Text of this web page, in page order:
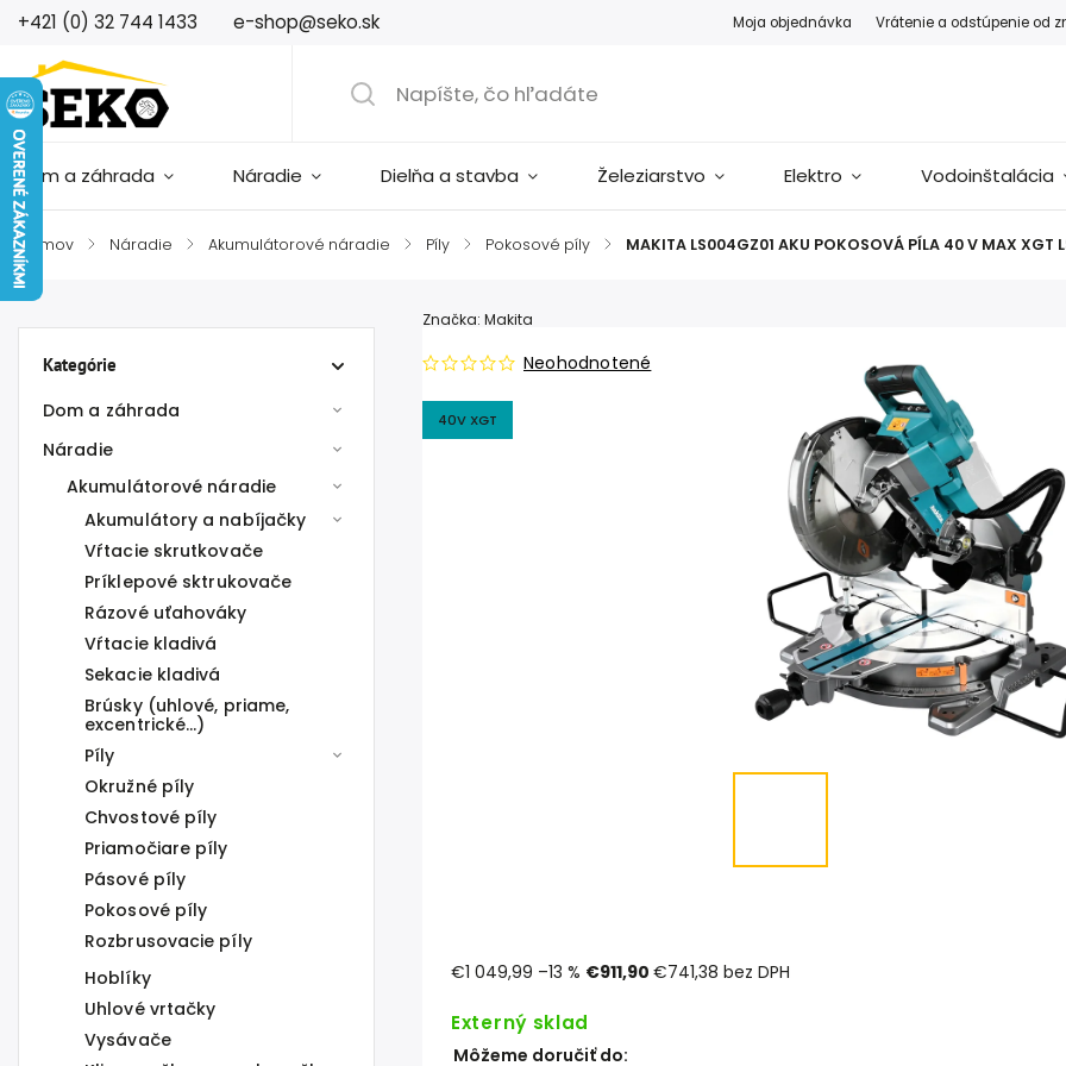
+421 (0) 32 744 1433 e-shop@seko.sk Moja objednávka Vrátenie a odstúpenie od
Dom a záhrada Náradie Dielňa a stavba Železiarstvo Elektro Vodoinštalácia
Domov / Náradie / Akumulátorové náradie / Píly / Pokosové píly / MAKITA LS004GZ01 AKU POKOSOVÁ PÍLA 40 V MAX XGT
Kategórie
Dom a záhrada
Náradie
Akumulátorové náradie
Akumulátory a nabíjačky
Vŕtacie skrutkovače
Príklepové sktrukovače
Rázové uťahováky
Vŕtacie kladivá
Sekacie kladivá
Brúsky (uhlové, priame,
excentrické...)
Píly
Okružné píly
Chvostové píly
Priamočiare píly
Pásové píly
Pokosové píly
Rozbrusovacie píly
Hoblíky
Uhlové vrtačky
Vysávače
40V XGT
Neohodnotené
Značka: Makita
€1 049,99 –13 % €911,90 €741,38 bez DPH
Externý sklad
Môžeme doručiť do: